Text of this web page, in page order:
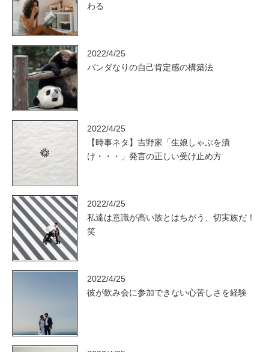
わる
2022/4/25
パンダなりの自己肯定感の構築法
2022/4/25
【時事ネタ】吉野家「生娘しゃぶを漬
け・・・」発言の正しい受け止め方
2022/4/25
私達は意識が高い族とはちがう、切実族だ！
笑
2022/4/25
彼が飲み会に参加できない心苦しさを経験